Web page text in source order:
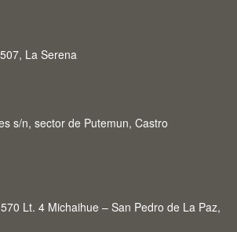
La Serena
s/n, sector de Putemun, Castro
Lt. 4 Michaihue – San Pedro de La Paz,